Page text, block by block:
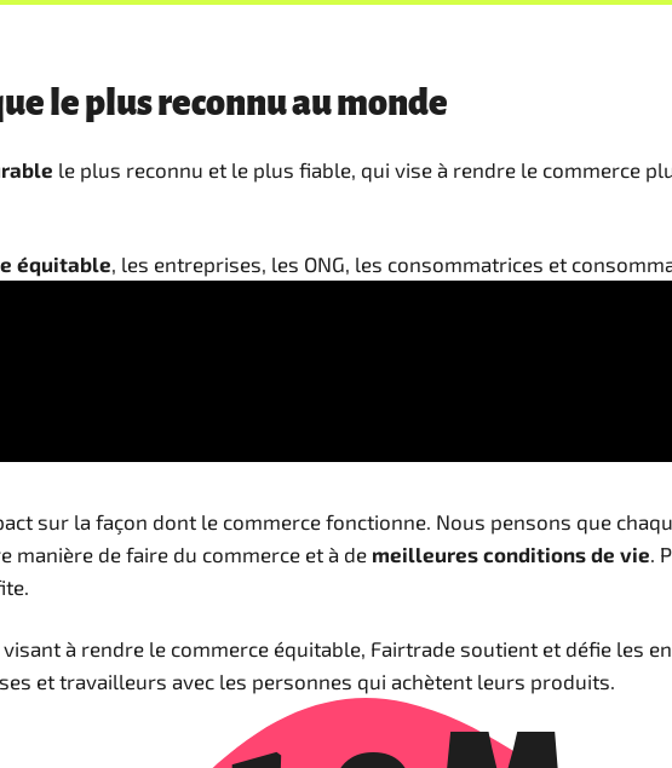
le plus reconnu au monde
le plus reconnu et le plus fiable, qui vise à rendre le commerce
équitable, les entreprises, les ONG, les consommatrices et
sur la façon dont le commerce fonctionne. Nous pensons que
manière de faire du commerce et à de meilleures conditions de vie.
visant à rendre le commerce équitable, Fairtrade soutient et défie les
et travailleurs avec les personnes qui achètent leurs produits.